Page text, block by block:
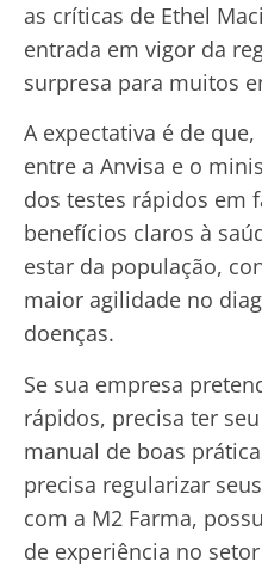
as críticas de Ethel
entrada em vigor da
surpresa para muitos
A expectativa é de
entre a Anvisa e o
dos testes rápidos em
benefícios claros à
estar da população,
maior agilidade no
doenças.
Se sua empresa
rápidos, precisa ter
manual de boas
precisa regularizar
com a M2 Farma,
de experiência no